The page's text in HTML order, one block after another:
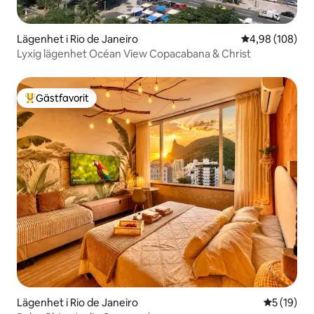
Lägenhet i Rio de Janeiro 4,98 av 5 i
4,98 (108)
Lyxig lägenhet Océan View Copacabana & Christ
Populär gästfavorit
Gästfavorit
Lägenhet i Rio de Janeiro 5 av 5 i
5 (19)